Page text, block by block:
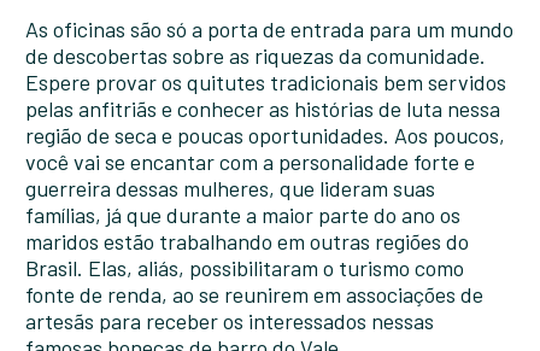
As oficinas são só a porta de entrada para um mundo
de descobertas sobre as riquezas da comunidade.
Espere provar os quitutes tradicionais bem servidos
pelas anfitriãs e conhecer as histórias de luta nessa
região de seca e poucas oportunidades. Aos poucos,
você vai se encantar com a personalidade forte e
guerreira dessas mulheres, que lideram suas
famílias, já que durante a maior parte do ano os
maridos estão trabalhando em outras regiões do
Brasil. Elas, aliás, possibilitaram o turismo como
fonte de renda, ao se reunirem em associações de
artesãs para receber os interessados nessas